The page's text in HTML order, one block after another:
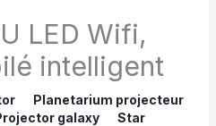
LED Wifi,
intelligent
Planetarium projecteur
galaxy
Star